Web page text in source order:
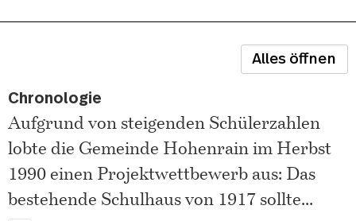
Alles öffnen
Chronologie
Aufgrund von steigenden Schülerzahlen
lobte die Gemeinde Hohenrain im Herbst
1990 einen Projektwettbewerb aus: Das
bestehende Schulhaus von 1917 sollte...